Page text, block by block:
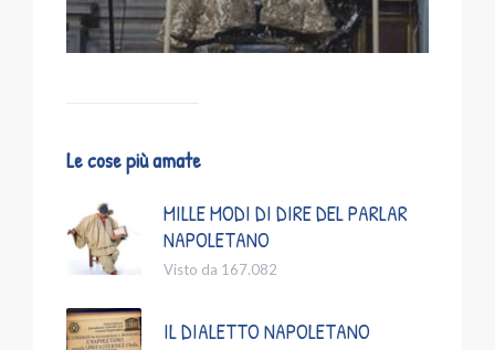
Le cose più amate
MILLE MODI DI DIRE DEL PARLAR
NAPOLETANO
Visto da 167.082
IL DIALETTO NAPOLETANO